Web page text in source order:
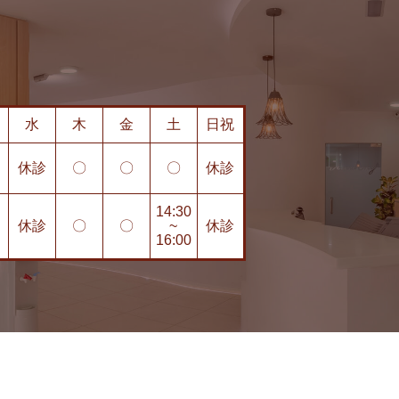
水 木 金 土 日祝
休診 〇 〇 〇 休診
休診 〇 〇
14:30
~
16:00
休診